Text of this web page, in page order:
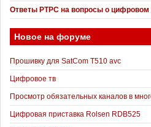
Ответы РТРС на вопросы о цифровом
Новое на форуме
Прошивку для SatCom T510 avc
Цифровое тв
Просмотр обязательных каналов в
Цифровая приставка Rolsen RDB525